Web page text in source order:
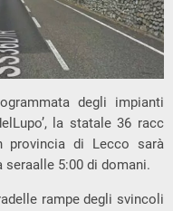
degli impianti
la statale 36 racc
provincia di Lecco sarà
5:00 di domani.
rampe degli svincoli